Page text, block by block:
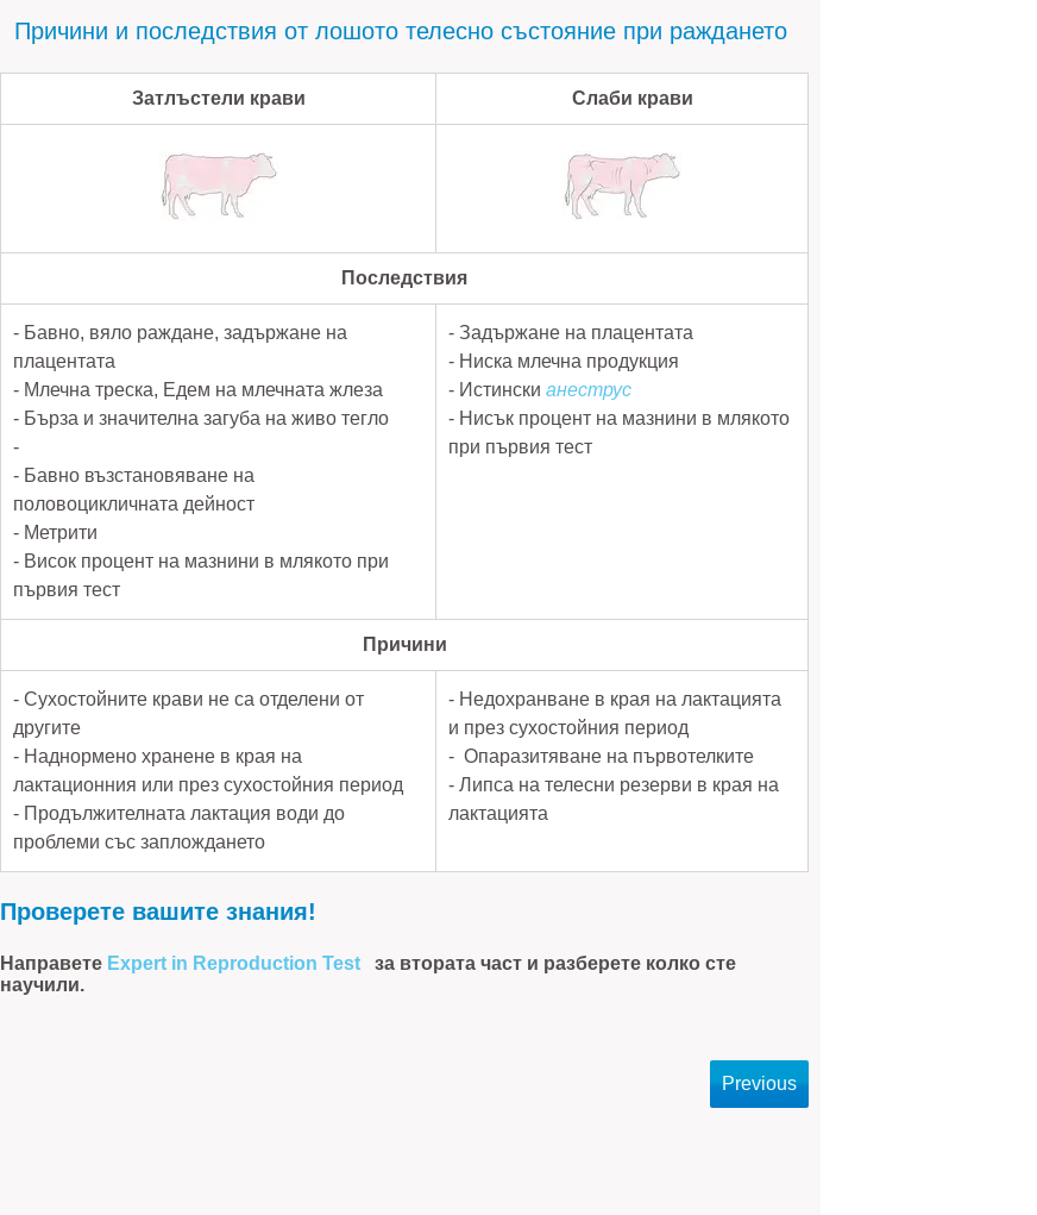
Причини и последствия от лошото телесно състояние при раждането
Затлъстели крави Слаби крави
Последствия
- Бавно, вяло раждане, задържане на
плацентата
- Млечна треска, Едем на млечната жлеза
- Бърза и значителна загуба на живо тегло
-
- Бавно възстановяване на
половоцикличната дейност
- Метрити
- Висок процент на мазнини в млякото при
първия тест
- Задържане на плацентата
- Ниска млечна продукция
- Истински анеструс
- Нисък процент на мазнини в млякото
при първия тест
Причини
- Сухостойните крави не са отделени от
другите
- Наднормено хранене в края на
лактационния или през сухостойния период
- Продължителната лактация води до
проблеми със заплождането
- Недохранване в края на лактацията
и през сухостойния период
- Опаразитяване на първотелките
- Липса на телесни резерви в края на
лактацията
Проверете вашите знания!
Направете Expert in Reproduction Test
за втората част и разберете колко сте
научили.
Previous